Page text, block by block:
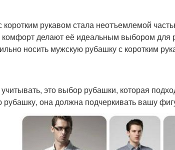
рукавом стала неотъемлемой
комфорт делают её идеальным выбором для
носить мужскую рубашку с коротким
это выбор рубашки, которая
она должна подчеркивать вашу